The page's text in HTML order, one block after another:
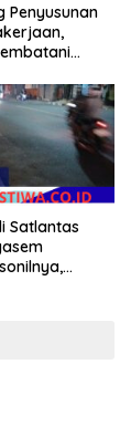
Penyusunan
Satlantas